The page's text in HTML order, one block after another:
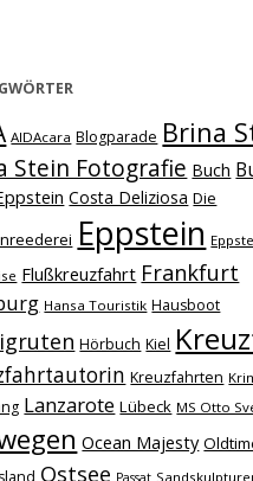
AIDAcara Blogparade Brina
Stein Fotografie Buch
Costa Deliziosa Die
Eppstein
Flußkreuzfahrt Frankfurt
Hansa Touristik Hausboot
Hörbuch Kiel
Kreuzfahrten
Lanzarote Lübeck MS Otto
Ocean Majesty
Ostsee Passat